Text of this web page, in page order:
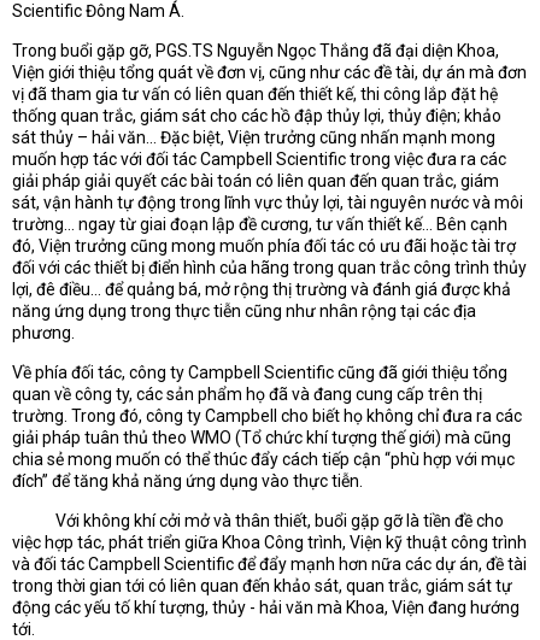
Scientific Đông Nam Á.
Trong buổi gặp gỡ, PGS.TS Nguyễn Ngọc Thắng đã đại diện Khoa,
Viện giới thiệu tổng quát về đơn vị, cũng như các đề tài, dự án mà đơn
vị đã tham gia tư vấn có liên quan đến thiết kế, thi công lắp đặt hệ
thống quan trắc, giám sát cho các hồ đập thủy lợi, thủy điện; khảo
sát thủy – hải văn... Đặc biệt, Viện trưởng cũng nhấn mạnh mong
muốn hợp tác với đối tác Campbell Scientific trong việc đưa ra các
giải pháp giải quyết các bài toán có liên quan đến quan trắc, giám
sát, vận hành tự động trong lĩnh vực thủy lợi, tài nguyên nước và môi
trường… ngay từ giai đoạn lập đề cương, tư vấn thiết kế… Bên cạnh
đó, Viện trưởng cũng mong muốn phía đối tác có ưu đãi hoặc tài trợ
đối với các thiết bị điển hình của hãng trong quan trắc công trình thủy
lợi, đê điều… để quảng bá, mở rộng thị trường và đánh giá được khả
năng ứng dụng trong thực tiễn cũng như nhân rộng tại các địa
phương.
Về phía đối tác, công ty Campbell Scientific cũng đã giới thiệu tổng
quan về công ty, các sản phẩm họ đã và đang cung cấp trên thị
trường. Trong đó, công ty Campbell cho biết họ không chỉ đưa ra các
giải pháp tuân thủ theo WMO (Tổ chức khí tượng thế giới) mà cũng
chia sẻ mong muốn có thể thúc đẩy cách tiếp cận “phù hợp với mục
đích” để tăng khả năng ứng dụng vào thực tiễn.
Với không khí cởi mở và thân thiết, buổi gặp gỡ là tiền đề cho
việc hợp tác, phát triển giữa Khoa Công trình, Viện kỹ thuật công trình
và đối tác Campbell Scientific để đẩy mạnh hơn nữa các dự án, đề tài
trong thời gian tới có liên quan đến khảo sát, quan trắc, giám sát tự
động các yếu tố khí tượng, thủy - hải văn mà Khoa, Viện đang hướng
tới.